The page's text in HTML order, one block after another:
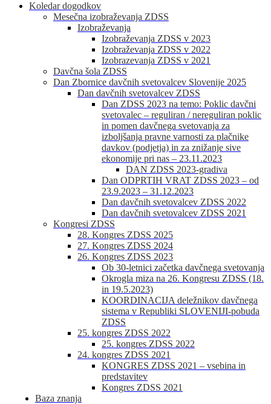
Koledar dogodkov
Mesečna izobraževanja ZDSS
Izobraževanja
Izobraževanja ZDSS v 2023
Izobraževanja ZDSS v 2022
Izobrazevanja ZDSS v 2021
Davčna šola ZDSS
Dan Zbornice davčnih svetovalcev Slovenije 2025
Dan davčnih svetovalcev ZDSS
Dan ZDSS 2023 na temo: Poklic davčni
svetovalec – reguliran / nereguliran poklic
in pomen davčnega svetovanja za
izboljšanja pravne varnosti za plačnike
davkov (podjetja) in za znižanje sive
ekonomije pri nas – 23.11.2023
DAN ZDSS 2023-gradiva
Dan ODPRTIH VRAT ZDSS 2023 – od
23.9.2023 – 31.12.2023
Dan davčnih svetovalcev ZDSS 2022
Dan davčnih svetovalcev ZDSS 2021
Kongresi ZDSS
28. Kongres ZDSS 2025
27. Kongres ZDSS 2024
26. Kongres ZDSS 2023
Ob 30-letnici začetka davčnega svetovanja
Okrogla miza na 26. Kongresu ZDSS (18.
in 19.5.2023)
KOORDINACIJA deležnikov davčnega
sistema v Republiki SLOVENIJI-pobuda
ZDSS
25. kongres ZDSS 2022
25. kongres ZDSS 2022
24. kongres ZDSS 2021
KONGRES ZDSS 2021 – vsebina in
predstavitev
Kongres ZDSS 2021
Baza znanja